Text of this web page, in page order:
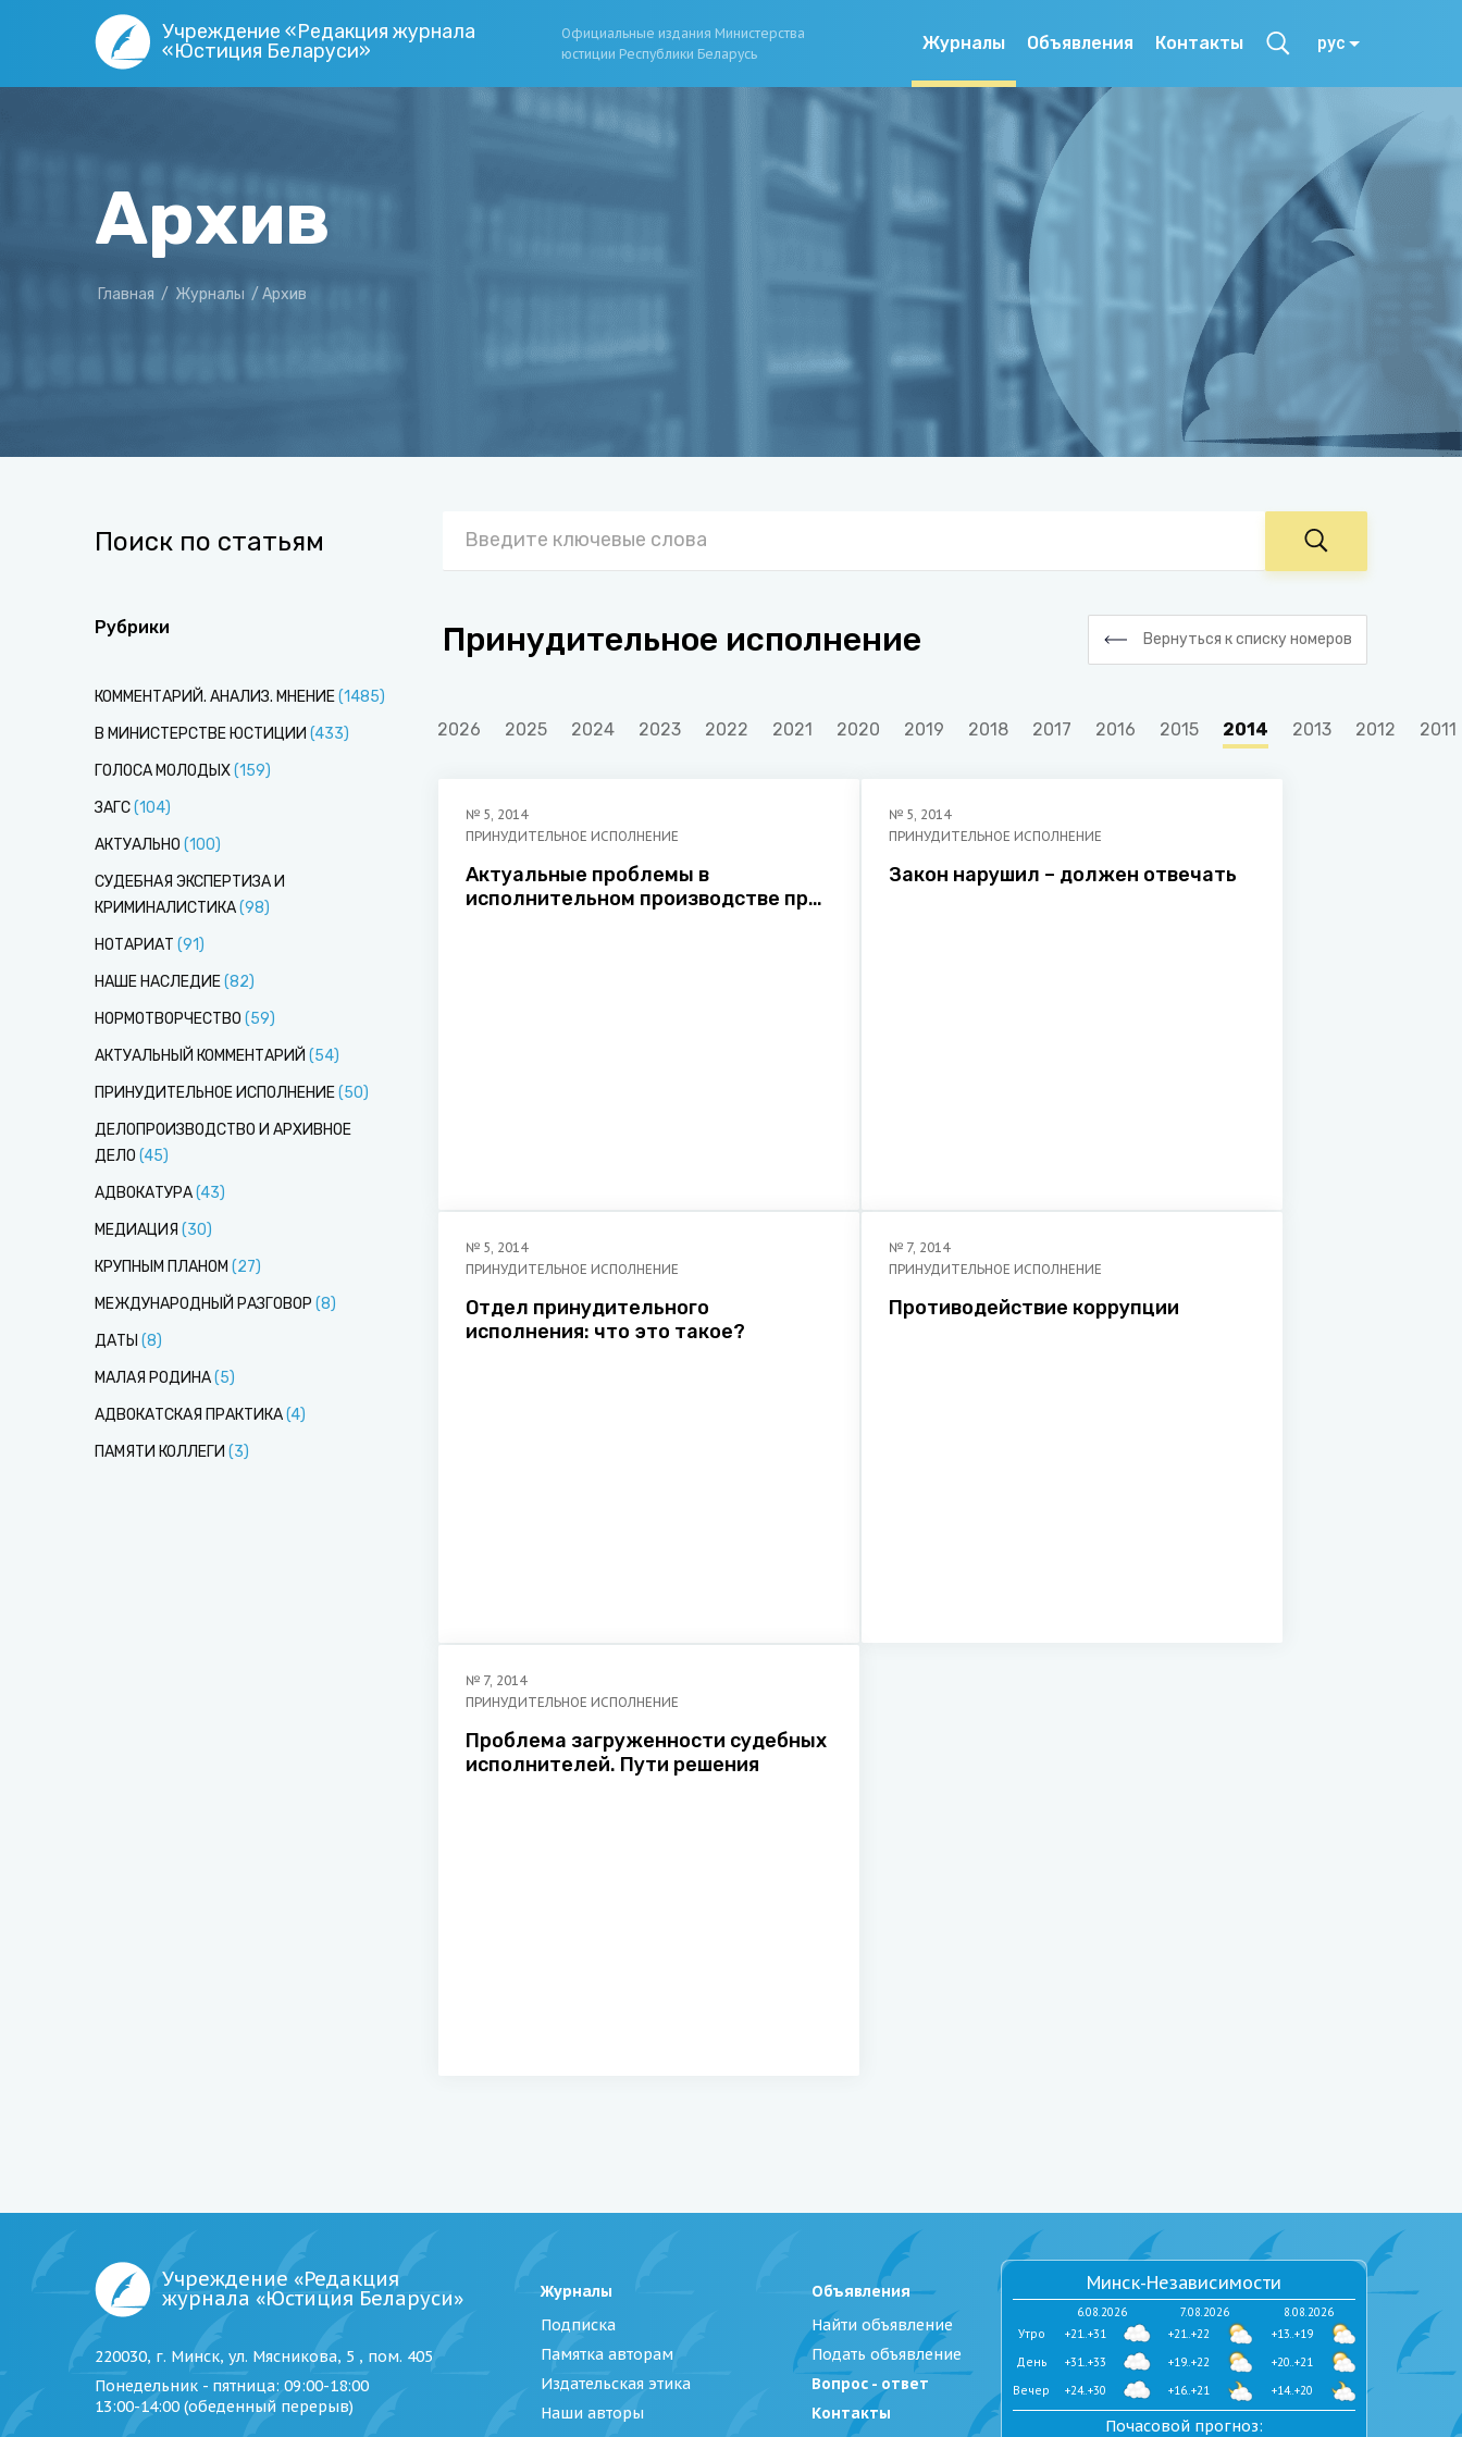
Учреждение «Редакция журнала
«Юстиция Беларуси»
Официальные издания Министерства
юстиции Республики Беларусь
Журналы Объявления Контакты рус
Архив
Главная / Журналы / Архив
Поиск по статьям
Рубрики Принудительное исполнение Вернуться к списку номеров
КОММЕНТАРИЙ. АНАЛИЗ. МНЕНИЕ(1485)
В МИНИСТЕРСТВЕ ЮСТИЦИИ (433)
ГОЛОСА МОЛОДЫХ(159)
ЗАГС(104)
АКТУАЛЬНО (100)
СУДЕБНАЯ ЭКСПЕРТИЗА И
КРИМИНАЛИСТИКА(98)
НОТАРИАТ (91)
НАШЕ НАСЛЕДИЕ(82)
НОРМОТВОРЧЕСТВО (59)
АКТУАЛЬНЫЙ КОММЕНТАРИЙ (54)
ПРИНУДИТЕЛЬНОЕ ИСПОЛНЕНИЕ(50)
ДЕЛОПРОИЗВОДСТВО И АРХИВНОЕ
ДЕЛО (45)
АДВОКАТУРА(43)
МЕДИАЦИЯ (30)
КРУПНЫМ ПЛАНОМ (27)
МЕЖДУНАРОДНЫЙ РАЗГОВОР (8)
ДАТЫ (8)
МАЛАЯ РОДИНА(5)
АДВОКАТСКАЯ ПРАКТИКА(4)
ПАМЯТИ КОЛЛЕГИ (3)
2026 2025 2024 2023 2022 2021 2020 2019 2018 2017 2016 2015 2014 2013 2012 2011
№ 5, 2014
ПРИНУДИТЕЛЬНОЕ ИСПОЛНЕНИЕ
Актуальные проблемы в
исполнительном производстве при
№ 5, 2014
ПРИНУДИТЕЛЬНОЕ ИСПОЛНЕНИЕ
Закон нарушил – должен отвечать
№ 5, 2014
ПРИНУДИТЕЛЬНОЕ ИСПОЛНЕНИЕ
Отдел принудительного
исполнения: что это такое?
№ 7, 2014
ПРИНУДИТЕЛЬНОЕ ИСПОЛНЕНИЕ
Противодействие коррупции
№ 7, 2014
ПРИНУДИТЕЛЬНОЕ ИСПОЛНЕНИЕ
Проблема загруженности судебных
исполнителей. Пути решения
Учреждение «Редакция
журнала «Юстиция Беларуси»
220030, г. Минск, ул. Мясникова, 5 , пом. 405
Понедельник - пятница: 09:00-18:00
13:00-14:00 (обеденный перерыв)
Журналы
Подписка
Памятка авторам
Издательская этика
Наши авторы
Объявления
Найти объявление
Подать объявление
Вопрос - ответ
Контакты
Минск-Независимости
6.08.2026
+21..+31
+31..+33
+24..+30
7.08.2026
+21..+22
+19..+22
+16..+21
8.08.2026
+13..+19
+20..+21
+14..+20
Вечер
День
Утро
Почасовой прогноз: